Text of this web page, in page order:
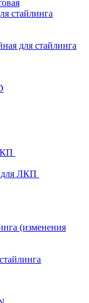
стайлинга
для стайлинга
для ЛКП
(изменения